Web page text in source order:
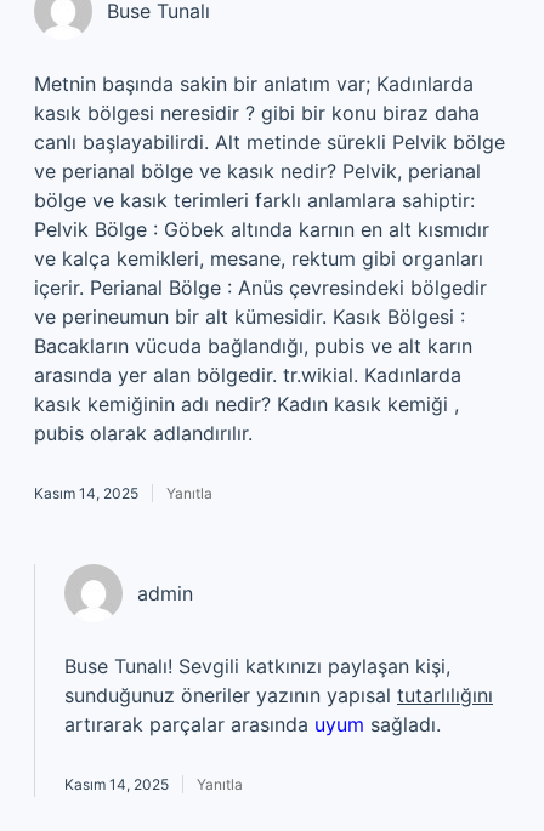
Buse Tunalı
Metnin başında sakin bir anlatım var; Kadınlarda
kasık bölgesi neresidir ? gibi bir konu biraz daha
canlı başlayabilirdi. Alt metinde sürekli Pelvik bölge
ve perianal bölge ve kasık nedir? Pelvik, perianal
bölge ve kasık terimleri farklı anlamlara sahiptir:
Pelvik Bölge : Göbek altında karnın en alt kısmıdır
ve kalça kemikleri, mesane, rektum gibi organları
içerir. Perianal Bölge : Anüs çevresindeki bölgedir
ve perineumun bir alt kümesidir. Kasık Bölgesi :
Bacakların vücuda bağlandığı, pubis ve alt karın
arasında yer alan bölgedir. tr.wikial. Kadınlarda
kasık kemiğinin adı nedir? Kadın kasık kemiği ,
pubis olarak adlandırılır.
Kasım 14, 2025 Yanıtla
admin
Buse Tunalı! Sevgili katkınızı paylaşan kişi,
sunduğunuz öneriler yazının yapısal tutarlılığını
artırarak parçalar arasında uyum sağladı.
Kasım 14, 2025 Yanıtla